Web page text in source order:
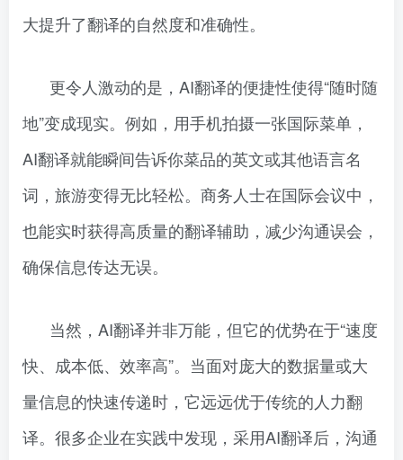
大提升了翻译的自然度和准确性。
更令人激动的是，AI翻译的便捷性使得“随时随
地”变成现实。例如，用手机拍摄一张国际菜单，
AI翻译就能瞬间告诉你菜品的英文或其他语言名
词，旅游变得无比轻松。商务人士在国际会议中，
也能实时获得高质量的翻译辅助，减少沟通误会，
确保信息传达无误。
当然，AI翻译并非万能，但它的优势在于“速度
快、成本低、效率高”。当面对庞大的数据量或大
量信息的快速传递时，它远远优于传统的人力翻
译。很多企业在实践中发现，采用AI翻译后，沟通